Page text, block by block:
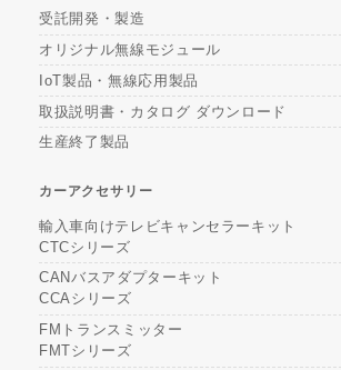
受託開発・製造
オリジナル無線モジュール
IoT製品・無線応用製品
取扱説明書・カタログ ダウンロード
生産終了製品
カーアクセサリー
輸入車向けテレビキャンセラーキット
CTCシリーズ
CANバスアダプターキット
CCAシリーズ
FMトランスミッター
FMTシリーズ